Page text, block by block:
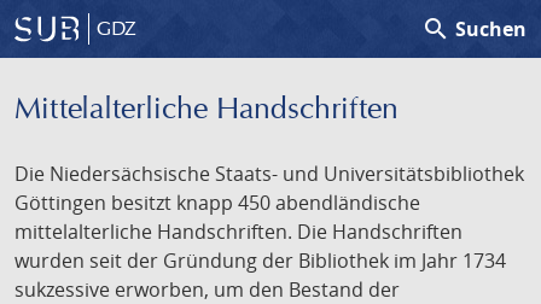
GDZ search Suchen
Mittelalterliche Handschriften
Die Niedersächsische Staats- und Universitätsbibliothek
Göttingen besitzt knapp 450 abendländische
mittelalterliche Handschriften. Die Handschriften
wurden seit der Gründung der Bibliothek im Jahr 1734
sukzessive erworben, um den Bestand der